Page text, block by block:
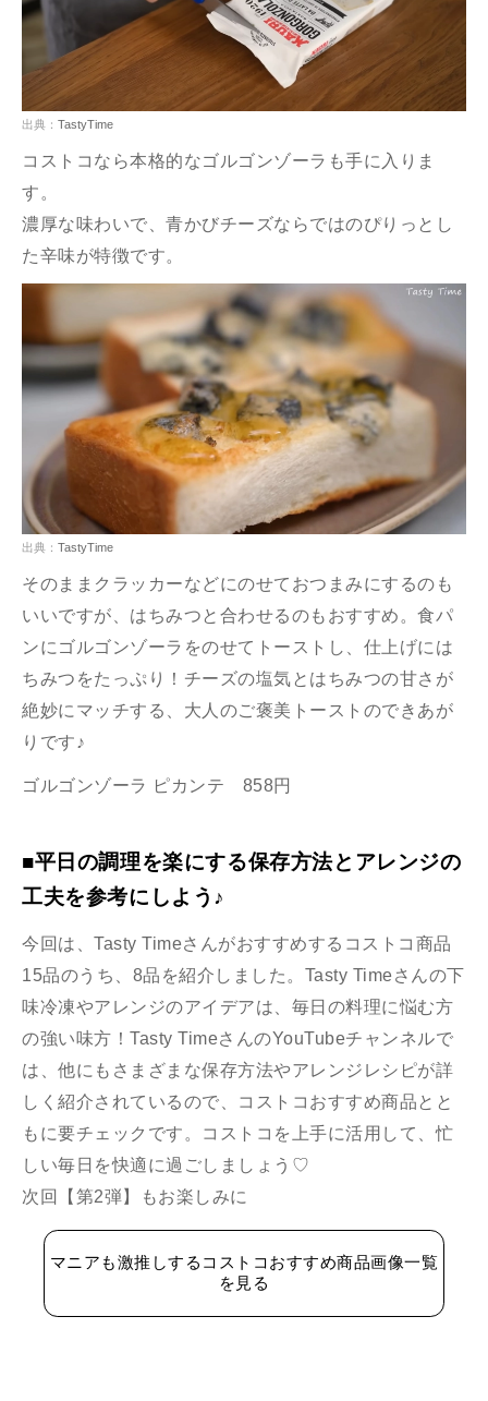
出典： TastyTime
コストコなら本格的なゴルゴンゾーラも手に入りま
す。
濃厚な味わいで、青かびチーズならではのぴりっとし
た辛味が特徴です。
出典： TastyTime
そのままクラッカーなどにのせておつまみにするのも
いいですが、はちみつと合わせるのもおすすめ。食パ
ンにゴルゴンゾーラをのせてトーストし、仕上げには
ちみつをたっぷり！チーズの塩気とはちみつの甘さが
絶妙にマッチする、大人のご褒美トーストのできあが
りです♪
ゴルゴンゾーラ ピカンテ 858円
■平日の調理を楽にする保存方法とアレンジの
工夫を参考にしよう♪
今回は、Tasty Timeさんがおすすめするコストコ商品
15品のうち、8品を紹介しました。Tasty Timeさんの下
味冷凍やアレンジのアイデアは、毎日の料理に悩む方
の強い味方！Tasty TimeさんのYouTubeチャンネルで
は、他にもさまざまな保存方法やアレンジレシピが詳
しく紹介されているので、コストコおすすめ商品とと
もに要チェックです。コストコを上手に活用して、忙
しい毎日を快適に過ごしましょう♡
次回【第2弾】もお楽しみに
マニアも激推しするコストコおすすめ商品画像一覧
を見る